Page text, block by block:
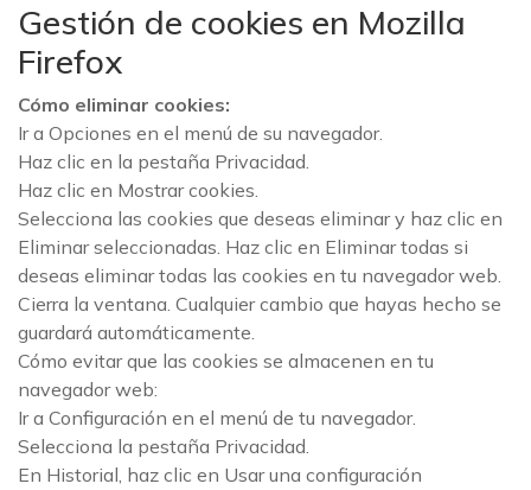
Gestión de cookies en Mozilla
Firefox
Cómo eliminar cookies:
Ir a Opciones en el menú de su navegador.
Haz clic en la pestaña Privacidad.
Haz clic en Mostrar cookies.
Selecciona las cookies que deseas eliminar y haz clic en
Eliminar seleccionadas. Haz clic en Eliminar todas si
deseas eliminar todas las cookies en tu navegador web.
Cierra la ventana. Cualquier cambio que hayas hecho se
guardará automáticamente.
Cómo evitar que las cookies se almacenen en tu
navegador web:
Ir a Configuración en el menú de tu navegador.
Selecciona la pestaña Privacidad.
En Historial, haz clic en Usar una configuración